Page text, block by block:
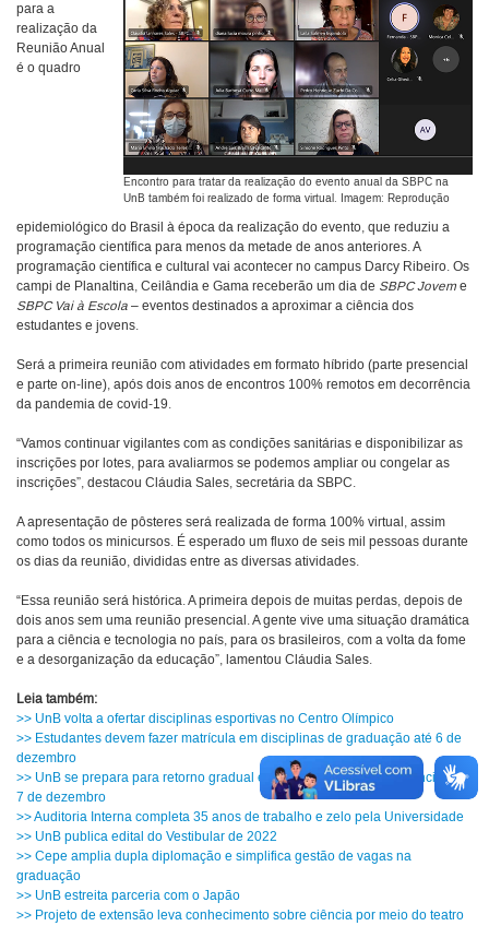
Encontro para tratar da realização do evento anual da SBPC na
UnB também foi realizado de forma virtual. Imagem: Reprodução
para a
realização da
Reunião Anual
é o quadro
epidemiológico do Brasil à época da realização do evento, que reduziu a
programação científica para menos da metade de anos anteriores. A
programação científica e cultural vai acontecer no campus Darcy Ribeiro. Os
campi de Planaltina, Ceilândia e Gama receberão um dia de SBPC Jovem e
SBPC Vai à Escola – eventos destinados a aproximar a ciência dos
estudantes e jovens.
Será a primeira reunião com atividades em formato híbrido (parte presencial
e parte on-line), após dois anos de encontros 100% remotos em decorrência
da pandemia de covid-19.
“Vamos continuar vigilantes com as condições sanitárias e disponibilizar as
inscrições por lotes, para avaliarmos se podemos ampliar ou congelar as
inscrições”, destacou Cláudia Sales, secretária da SBPC.
A apresentação de pôsteres será realizada de forma 100% virtual, assim
como todos os minicursos. É esperado um fluxo de seis mil pessoas durante
os dias da reunião, divididas entre as diversas atividades.
“Essa reunião será histórica. A primeira depois de muitas perdas, depois de
dois anos sem uma reunião presencial. A gente vive uma situação dramática
para a ciência e tecnologia no país, para os brasileiros, com a volta da fome
e a desorganização da educação”, lamentou Cláudia Sales.
Leia também:
>> UnB volta a ofertar disciplinas esportivas no Centro Olímpico
>> Estudantes devem fazer matrícula em disciplinas de graduação até 6 de
dezembro
>> UnB se prepara para retorno gradual e seguro do trabalho presencial em
7 de dezembro
>> Auditoria Interna completa 35 anos de trabalho e zelo pela Universidade
>> UnB publica edital do Vestibular de 2022
>> Cepe amplia dupla diplomação e simplifica gestão de vagas na
graduação
>> UnB estreita parceria com o Japão
>> Projeto de extensão leva conhecimento sobre ciência por meio do teatro